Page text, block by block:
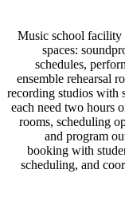
Music school facility
spaces:
schedules,
ensemble rehearsal
recording studios with
each need two hours
rooms, scheduling
and program
booking with
scheduling, and